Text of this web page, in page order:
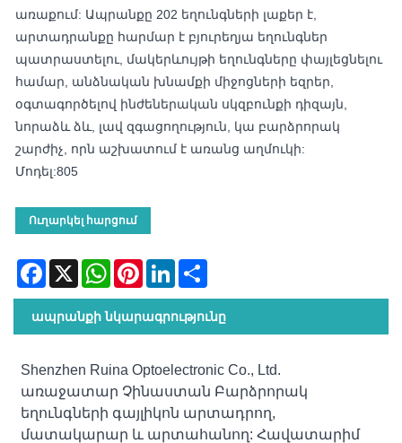
առաքում: Ապրանքը 202 եղունգների լաքեր է,
արտադրանքը հարմար է բյուրեղյա եղունգներ
պատրաստելու, մակերևույթի եղունգները փայլեցնելու
համար, անձնական խնամքի միջոցների եզրեր,
օգտագործելով ինժեներական սկզբունքի դիզայն,
նորաձև ձև, լավ զգացողություն, կա բարձրորակ
շարժիչ, որն աշխատում է առանց աղմուկի:
Մոդել:805
Ուղարկել հարցում
Facebook
X WhatsAppPinterestLinkedIn
ապրանքի նկարագրությունը
Shenzhen Ruina Optoelectronic Co., Ltd.
առաջատար Չինաստան Բարձրորակ
եղունգների գայլիկոն արտադրող,
մատակարար և արտահանող: Հավատարիմ